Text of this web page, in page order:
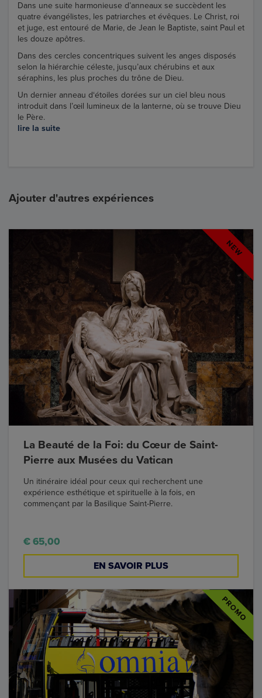
Dans une suite harmonieuse d’anneaux se succèdent les
quatre évangélistes, les patriarches et évêques. Le Christ, roi
et juge, est entouré de Marie, de Jean le Baptiste, saint Paul et
les douze apôtres.
Dans des cercles concentriques suivent les anges disposés
selon la hiérarchie céleste, jusqu’aux chérubins et aux
séraphins, les plus proches du trône de Dieu.
Un dernier anneau d‘étoiles dorées sur un ciel bleu nous
introduit dans l’œil lumineux de la lanterne, où se trouve Dieu
le Père.
lire la suite
Ajouter d'autres expériences
La Beauté de la Foi: du Cœur de Saint-
Pierre aux Musées du Vatican
Un itinéraire idéal pour ceux qui recherchent une
expérience esthétique et spirituelle à la fois, en
commençant par la Basilique Saint-Pierre.
€ 65,00
EN SAVOIR PLUS